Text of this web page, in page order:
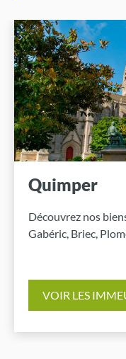
Quimper
Découvrez nos
Gabéric, Briec,
VOIR LES